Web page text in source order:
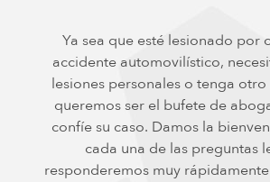
Ya sea que esté lesionado por
accidente automovilístico,
lesiones personales o tenga
queremos ser el bufete de
confíe su caso. Damos la
cada una de las preguntas
responderemos muy